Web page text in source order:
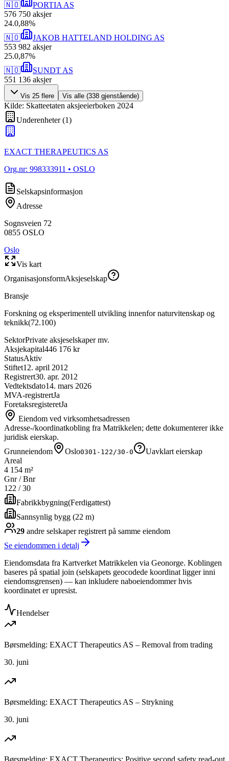
🇳🇴
PORTIA AS
576 750 aksjer
24.0,88%
🇳🇴
JAKOB HATTELAND HOLDING AS
553 982 aksjer
25.0,87%
🇳🇴
SUNDT AS
551 136 aksjer
Vis 25 flere Vis alle (338 gjenstående)
Kilde: Skatteetaten aksjeeierboken 2024
Underenheter(1)
EXACT THERAPEUTICS AS
Org.nr: 998333911 • OSLO
Selskapsinformasjon
Adresse
Sognsveien 72
0855 OSLO
Oslo
Vis kart
OrganisasjonsformAksjeselskap
Bransje
Forskning og eksperimentell utvikling innenfor naturvitenskap og
teknikk(72.100)
SektorPrivate aksjeselskaper mv.
Aksjekapital446 176 kr
StatusAktiv
Stiftet12. april 2012
Registrert30. apr. 2012
Vedtektsdato14. mars 2026
MVA-registrertJa
ForetaksregisteretJa
Eiendom ved virksomhetsadressen
Adresse-/koordinatkobling fra Matrikkelen; dette dokumenterer ikke
juridisk eierskap.
Grunneiendom
Oslo0301-122/30-0
Uavklart eierskap
Areal
4 154 m²
Gnr / Bnr
122 /30
Fabrikkbygning(Ferdigattest)
Sannsynlig bygg (22 m)
29 andre selskaperregistrert på samme eiendom
Se eiendommen i detalj
Eiendomsdata fra Kartverket Matrikkelen via Geonorge. Koblingen
baseres på spatial join (selskapets geocodede koordinat ligger inni
eiendomsgrensen) — kan inkludere naboeiendommer hvis
koordinatet er upresist.
Hendelser
Børsmelding: EXACT Therapeutics AS – Removal from trading
30. juni
Børsmelding: EXACT Therapeutics AS – Strykning
30. juni